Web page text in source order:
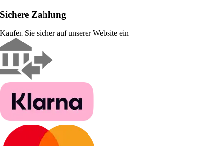
Sichere Zahlung
Kaufen Sie sicher auf unserer Website ein